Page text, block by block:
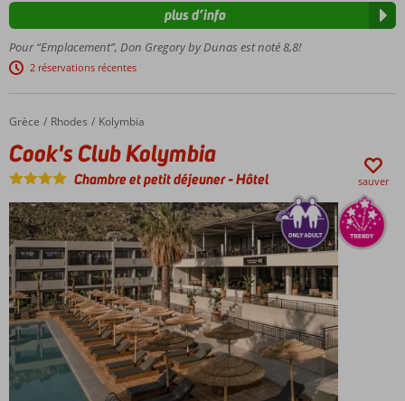
la plage
de San
Augustin
All
inclusive
possible
Pour “Emplacement”, Don Gregory by Dunas est noté 8,8!
2 réservations récentes
plus d’info
Accueil
Grèce Rhodes Kolymbia
Cook's Club Kolymbia
Cook's Club Kolymbia
Chambre et petit déjeuner-Hôtel sauver